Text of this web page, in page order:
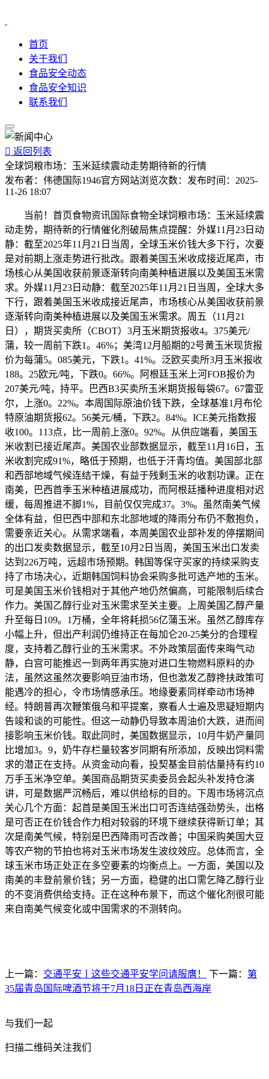
首页
关于我们
食品安全动态
食品安全知识
联系我们
 返回列表
全球饲粮市场：玉米延续震动走势期待新的行情
发布者： 伟德国际1946官方网站浏览次数： 发布时间： 2025-
11-26 18:07
当前！首页食物资讯国际食物全球饲粮市场：玉米延续震
动走势，期待新的行情催化剂破局焦点提醒：外媒11月23日动
静：截至2025年11月21日当周，全球玉米价钱大多下行，次要
是对前期上涨走势进行批改。跟着美国玉米收成接近尾声，市
场核心从美国收获前景逐渐转向南美种植进展以及美国玉米需
求。外媒11月23日动静：截至2025年11月21日当周，全球大多
下行，跟着美国玉米收成接近尾声，市场核心从美国收获前景
逐渐转向南美种植进展以及美国玉米需求。周五（11月21
日），期货买卖所（CBOT）3月玉米期货报收4。375美元/
蒲，较一周前下跌1。46%；美湾12月船期的2号黄玉米现货报
价为每蒲5。085美元，下跌1。41%。泛欧买卖所3月玉米报收
188。25欧元/吨，下跌0。66%。阿根廷玉米上河FOB报价为
207美元/吨，持平。巴西B3买卖所玉米期货报每袋67。67雷亚
尔，上涨0。22%。本周国际原油价钱下跌，全球基准1月布伦
特原油期货报62。56美元/桶，下跌2。84%。ICE美元指数报
收100。113点，比一周前上涨0。92%。从供应端看，美国玉
米收割已接近尾声。美国农业部数据显示，截至11月16日，玉
米收割完成91%，略低于预期，也低于汗青均值。美国部北部
和西部地域气候连结干燥，有益于残剩玉米的收割功课。正在
南美，巴西首季玉米种植进展成功，而阿根廷播种进度相对迟
缓，每周推进不脚1%，目前仅仅完成37。3%。虽然南美气候
全体有益，但巴西中部和东北部地域的降雨分布仍不敷抱负，
需要亲近关心。从需求端看，本周美国农业部补发的停摆期间
的出口发卖数据显示，截至10月2日当周，美国玉米出口发卖
达到226万吨，远超市场预期。韩国等保守买家的持续采购支
持了市场决心，近期韩国饲料协会采购多批可选产地的玉米。
可是美国玉米价钱相对于其他产地仍然偏高，可能限制后续合
作力。美国乙醇行业对玉米需求至关主要。上周美国乙醇产量
升至每日109。1万桶，全年将耗损56亿蒲玉米。虽然乙醇库存
小幅上升，但出产利润仍维持正在每加仑20-25美分的合理程
度，支持着乙醇行业的玉米需求。不外政策层面传来晦气动
静，白宫可能推迟一到两年再实施对进口生物燃料原料的办
法，虽然这虽然次要影响豆油市场，但也激发乙醇搀扶政策可
能遇冷的担心，令市场情感承压。地缘要素同样牵动市场神
经。特朗普再次鞭策俄乌和平提案，察看人士遍及思疑短期内
告竣和谈的可能性。但这一动静仍导致本周油价大跌，进而间
接影响玉米价钱。取此同时，美国数据显示，10月牛奶产量同
比增加3。9，奶牛存栏量较客岁同期有所添加，反映出饲料需
求的潜正在支持。从资金动向看，投契基金目前估量持有约10
万手玉米净空单。美国商品期货买卖委员会起头补发持仓演
讲，可是数据严沉畅后，难以供给标的目的。下周市场将沉点
关心几个方面：起首是美国玉米出口可否连结强劲势头，出格
是可否正在价钱合作力相对较弱的环境下继续获得新订单；其
次是南美气候，特别是巴西降雨可否改善；中国采购美国大豆
等农产物的节拍也将对玉米市场发生波纹效应。总体而言，全
球玉米市场正处正在多空要素的均衡点上。一方面，美国以及
南美的丰登前景价钱；另一方面，稳健的出口需乞降乙醇行业
的不变消费供给支持。正在这种布景下，而这个催化剂很可能
来自南美气候变化或中国需求的不测转向。
上一篇： 交通平安丨这些交通平安学问请服膺！ 下一篇： 第
35届青岛国际啤酒节将于7月18日正在青岛西海岸
与我们一起
扫描二维码关注我们